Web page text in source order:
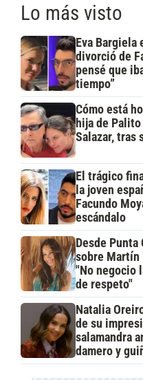
Lo más visto
Eva Bargiela
divorció de
pensé que
tiempo”
Cómo está
hija de Palito
Salazar, tras
El trágico
la joven
Facundo
escándalo
Desde Punta
sobre Martín
"No negocio
de respeto"
Natalia
de su
salamandra
damero y